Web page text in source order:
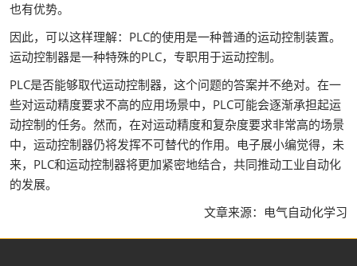
也有优势。
因此，可以这样理解：PLC的使用是一种普通的运动控制装置。
运动控制器是一种特殊的PLC，专职用于运动控制。
PLC是否能够取代运动控制器，这个问题的答案并不绝对。在一
些对运动精度要求不高的应用场景中，PLC可能会逐渐承担起运
动控制的任务。然而，在对运动精度和复杂度要求非常高的场景
中，运动控制器仍将发挥不可替代的作用。电子展小编觉得，未
来，PLC和运动控制器将更加紧密地结合，共同推动工业自动化
的发展。
文章来源：电气自动化学习